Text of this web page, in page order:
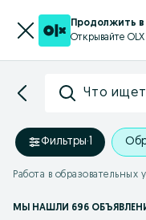
Продолжить
Открывайте
Что
Фильтры·1
Работа в образовательных
МЫ НАШЛИ 696